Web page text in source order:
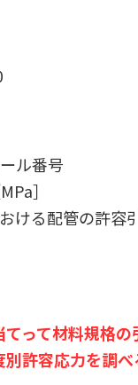
ル番号
］
ける配管の許容
って材料規格の
別許容応力を調